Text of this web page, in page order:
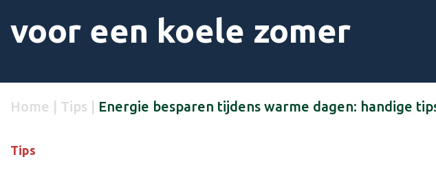
voor een koele zomer
Home Tips Energie besparen tijdens warme dagen: handige
Tips